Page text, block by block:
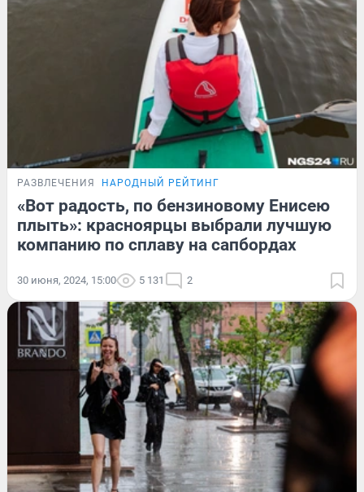
РАЗВЛЕЧЕНИЯ НАРОДНЫЙ РЕЙТИНГ
«Вот радость, по бензиновому Енисею
плыть»: красноярцы выбрали лучшую
компанию по сплаву на сапбордах
30 июня, 2024, 15:00 5 131 2